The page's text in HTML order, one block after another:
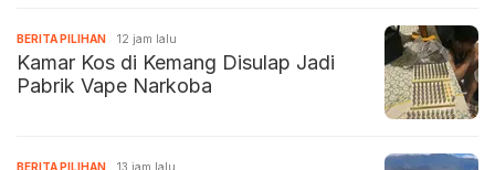
BERITA PILIHAN 12 jam lalu
Kamar Kos di Kemang Disulap Jadi
Pabrik Vape Narkoba
BERITA PILIHAN 13 jam lalu